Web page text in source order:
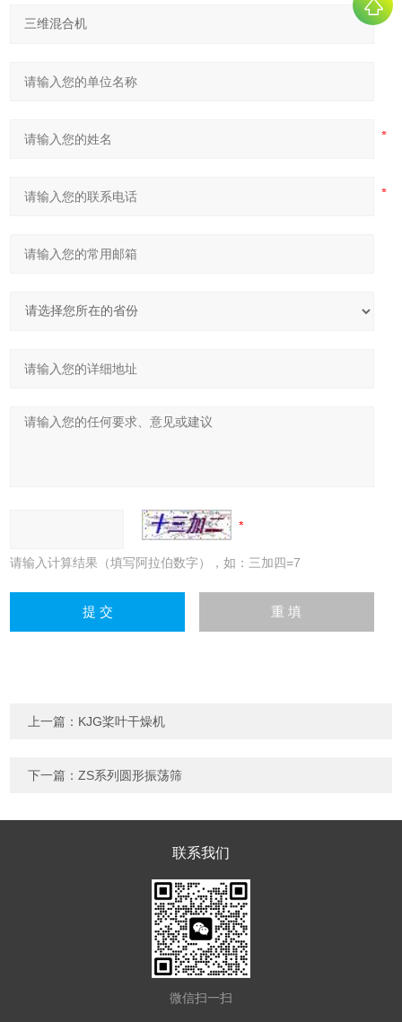
请输入计算结果（填写阿拉伯数字），如：三加四=7
上一篇： KJG桨叶干燥机
下一篇：ZS系列圆形振荡筛
联系我们
微信扫一扫